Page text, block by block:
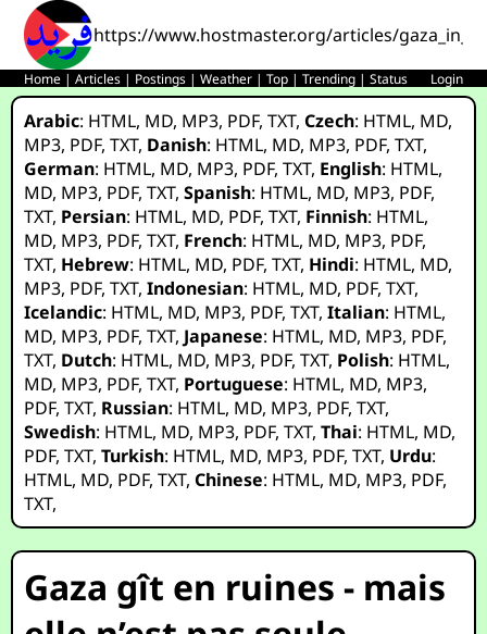
https://www.hostmaster.org/articles/
Home |Articles | Postings |Weather |Top |Trending |Status Login
Arabic: HTML, MD, MP3, PDF,TXT,Czech: HTML, MD,
MP3, PDF,TXT, Danish: HTML, MD, MP3, PDF,TXT,
German: HTML, MD, MP3, PDF,TXT, English: HTML,
MD, MP3, PDF,TXT,Spanish: HTML, MD, MP3, PDF,
TXT, Persian: HTML, MD, PDF,TXT, Finnish: HTML,
MD, MP3, PDF,TXT, French: HTML, MD, MP3, PDF,
TXT, Hebrew: HTML, MD, PDF,TXT, Hindi: HTML, MD,
MP3, PDF,TXT,Indonesian: HTML, MD, PDF,TXT,
Icelandic: HTML, MD, MP3, PDF,TXT,Italian: HTML,
MD, MP3, PDF,TXT, Japanese: HTML, MD, MP3, PDF,
TXT, Dutch: HTML, MD, MP3, PDF,TXT, Polish: HTML,
MD, MP3, PDF,TXT, Portuguese: HTML, MD, MP3,
PDF,TXT, Russian: HTML, MD, MP3, PDF,TXT,
Swedish: HTML, MD, MP3, PDF,TXT,Thai: HTML, MD,
PDF,TXT,Turkish: HTML, MD, MP3, PDF,TXT, Urdu:
HTML, MD, PDF,TXT,Chinese: HTML, MD, MP3, PDF,
TXT,
Gaza gît en ruines - mais